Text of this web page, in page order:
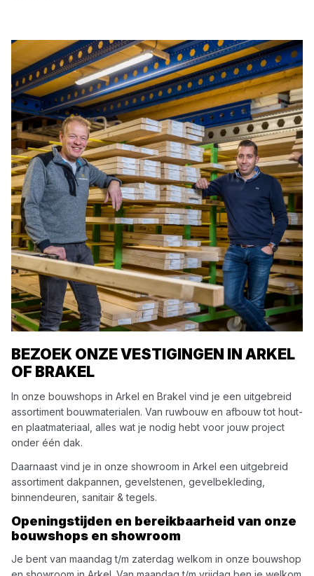
BEZOEK ONZE VESTIGINGEN IN ARKEL
OF BRAKEL
In onze bouwshops in Arkel en Brakel vind je een uitgebreid
assortiment bouwmaterialen. Van ruwbouw en afbouw tot hout-
en plaatmateriaal, alles wat je nodig hebt voor jouw project
onder één dak.
Daarnaast vind je in onze showroom in Arkel een uitgebreid
assortiment dakpannen, gevelstenen, gevelbekleding,
binnendeuren, sanitair & tegels.
Openingstijden en bereikbaarheid van onze
bouwshops en showroom
Je bent van maandag t/m zaterdag welkom in onze bouwshop